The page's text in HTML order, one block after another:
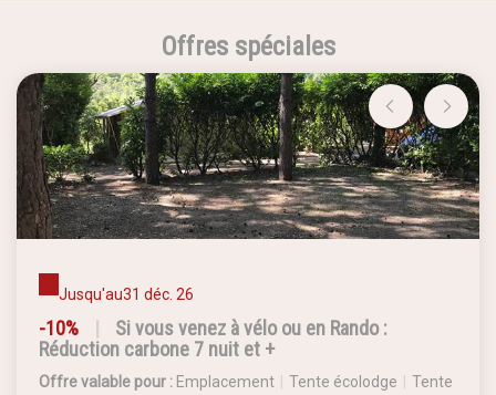
Offres spéciales
Jusqu'au31 déc. 26
-10%
Si vous venez à vélo ou en Rando :
Réduction carbone 7 nuit et +
Offre valable pour : Emplacement Tente écolodge
Tente